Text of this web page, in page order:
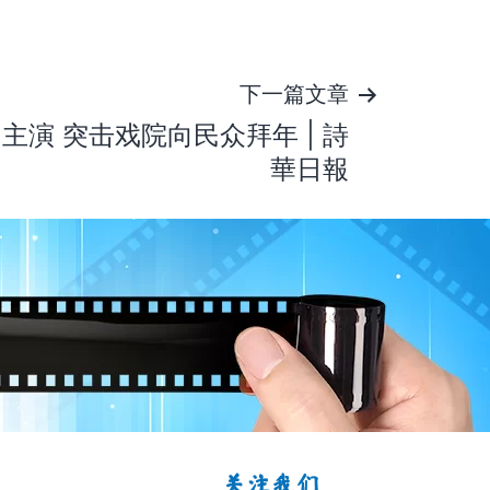
下一篇文章
主演 突击戏院向民众拜年 | 詩
華日報
关注我们